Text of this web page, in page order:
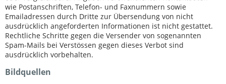
wie Postanschriften, Telefon- und Faxnummern sowie
Emailadressen durch Dritte zur Übersendung von nicht
ausdrücklich angeforderten Informationen ist nicht gestattet.
Rechtliche Schritte gegen die Versender von sogenannten
Spam-Mails bei Verstössen gegen dieses Verbot sind
ausdrücklich vorbehalten.
Bildquellen